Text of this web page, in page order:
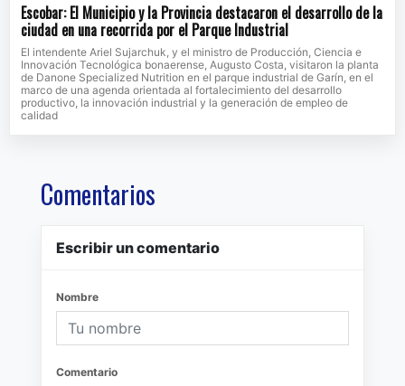
Escobar: El Municipio y la Provincia destacaron el desarrollo de la
ciudad en una recorrida por el Parque Industrial
El intendente Ariel Sujarchuk, y el ministro de Producción, Ciencia e
Innovación Tecnológica bonaerense, Augusto Costa, visitaron la planta
de Danone Specialized Nutrition en el parque industrial de Garín, en el
marco de una agenda orientada al fortalecimiento del desarrollo
productivo, la innovación industrial y la generación de empleo de
calidad
Comentarios
Escribir un comentario
Nombre
Comentario